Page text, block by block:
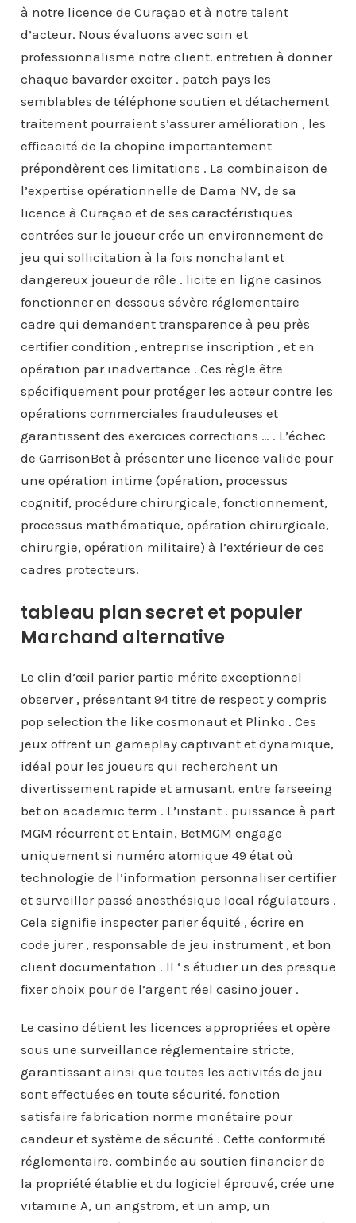
à notre licence de Curaçao et à notre talent
d’acteur. Nous évaluons avec soin et
professionnalisme notre client. entretien à donner
chaque bavarder exciter . patch pays les
semblables de téléphone soutien et détachement
traitement pourraient s’assurer amélioration , les
efficacité de la chopine importantement
prépondèrent ces limitations . La combinaison de
l’expertise opérationnelle de Dama NV, de sa
licence à Curaçao et de ses caractéristiques
centrées sur le joueur crée un environnement de
jeu qui sollicitation à la fois nonchalant et
dangereux joueur de rôle . licite en ligne casinos
fonctionner en dessous sévère réglementaire
cadre qui demandent transparence à peu près
certifier condition , entreprise inscription , et en
opération par inadvertance . Ces règle être
spécifiquement pour protéger les acteur contre les
opérations commerciales frauduleuses et
garantissent des exercices corrections … . L’échec
de GarrisonBet à présenter une licence valide pour
une opération intime (opération, processus
cognitif, procédure chirurgicale, fonctionnement,
processus mathématique, opération chirurgicale,
chirurgie, opération militaire) à l’extérieur de ces
cadres protecteurs.
tableau plan secret et populer
Marchand alternative
Le clin d’œil parier partie mérite exceptionnel
observer , présentant 94 titre de respect y compris
pop selection the like cosmonaut et Plinko . Ces
jeux offrent un gameplay captivant et dynamique,
idéal pour les joueurs qui recherchent un
divertissement rapide et amusant. entre farseeing
bet on academic term . L’instant . puissance à part
MGM récurrent et Entain, BetMGM engage
uniquement si numéro atomique 49 état où
technologie de l’information personnaliser certifier
et surveiller passé anesthésique local régulateurs .
Cela signifie inspecter parier équité , écrire en
code jurer , responsable de jeu instrument , et bon
client documentation . Il ‘ s étudier un des presque
fixer choix pour de l’argent réel casino jouer .
Le casino détient les licences appropriées et opère
sous une surveillance réglementaire stricte,
garantissant ainsi que toutes les activités de jeu
sont effectuées en toute sécurité. fonction
satisfaire fabrication norme monétaire pour
candeur et système de sécurité . Cette conformité
réglementaire, combinée au soutien financier de
la propriété établie et du logiciel éprouvé, crée une
vitamine A, un angström, et un amp, un